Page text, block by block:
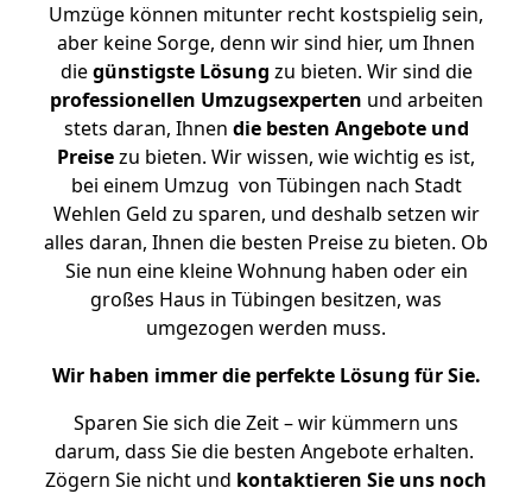
Umzüge können mitunter recht kostspielig sein,
aber keine Sorge, denn wir sind hier, um Ihnen
diegünstigste Lösung zu bieten. Wir sind die
professionellen Umzugsexperten und arbeiten
stets daran, Ihnen die besten Angebote und
Preisezu bieten. Wir wissen, wie wichtig es ist,
bei einem Umzug von Tübingen nach Stadt
Wehlen Geld zu sparen, und deshalb setzen wir
alles daran, Ihnen die besten Preise zu bieten. Ob
Sie nun eine kleine Wohnung haben oder ein
großes Haus in Tübingen besitzen, was
umgezogen werden muss.
Wir haben immer die perfekte Lösung für Sie.
Sparen Sie sich die Zeit – wir kümmern uns
darum, dass Sie die besten Angebote erhalten.
Zögern Sie nicht und kontaktieren Sie uns noch